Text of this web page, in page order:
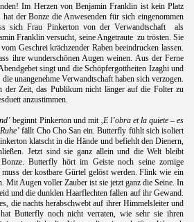
Im Herzen von Benjamin Franklin ist kein Platz
der Bonze die Anwesenden für sich eingenommen
sich Frau Pinkerton von der Verwandtschaft
als
Franklin versucht, seine Angetraute zu trösten. Sie
Geschrei krächzender Raben beeindrucken lassen.
ihre wunderschönen Augen weinen. Aus der Ferne
singt und die Schöpfergottheiten Izaghi und
unangenehme Verwandtschaft haben sich verzogen.
Zeit, das Publikum nicht länger auf die Folter zu
anzustimmen.
beginnt Pinkerton und mit ‚E l’obra et la quiete – es
fällt Cho Cho San ein. Butterfly fühlt sich isoliert
klatscht in die Hände und befiehlt den Dienern,
Jetzt sind sie ganz allein und die Welt bleibt
Butterfly hört im Geiste noch seine zornige
der kostbare Gürtel gelöst werden. Flink wie ein
Mit Augen voller Zauber ist sie jetzt ganz die Seine. In
und die dunklen Haarflechten fallen auf ihr Gewand.
die nachts herabschwebt auf ihrer Himmelsleiter und
Butterfly noch nicht verraten, wie sehr sie ihren